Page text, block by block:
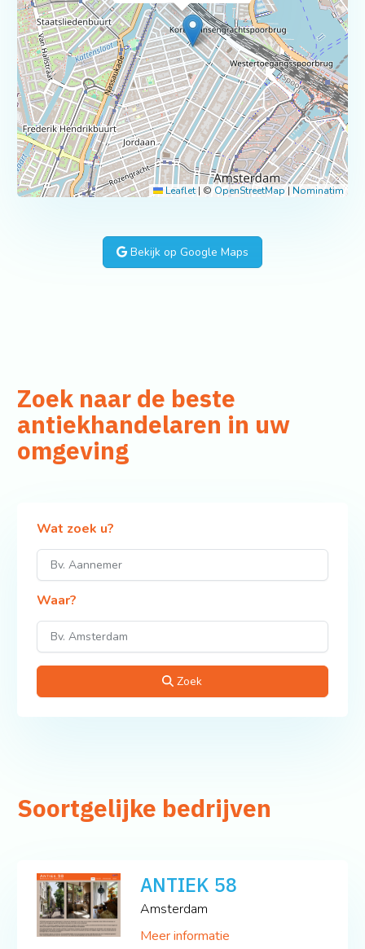
Leaflet | © OpenStreetMap | Nominatim
Bekijk op Google Maps
Zoek naar de beste
antiekhandelaren in uw
omgeving
Wat zoek u?
Waar?
Zoek
Soortgelijke bedrijven
ANTIEK 58
Amsterdam
Meer informatie